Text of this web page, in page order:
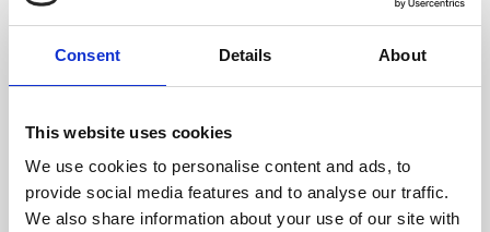
Consent Details About
This website uses cookies
We use cookies to personalise content and ads, to
provide social media features and to analyse our traffic.
We also share information about your use of our site with
juni 2024
januari 2024